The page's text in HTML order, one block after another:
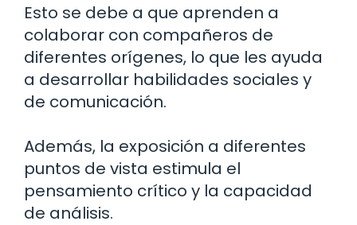
Esto se debe a que aprenden a
colaborar con compañeros de
diferentes orígenes, lo que les ayuda
a desarrollar habilidades sociales y
de comunicación.
Además, la exposición a diferentes
puntos de vista estimula el
pensamiento crítico y la capacidad
de análisis.